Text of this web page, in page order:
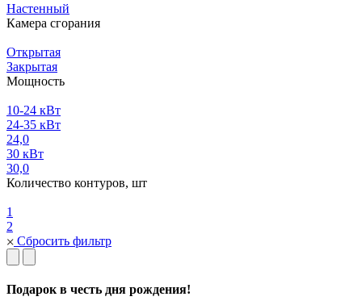
Настенный
Камера сгорания
Открытая
Закрытая
Мощность
10-24 кВт
24-35 кВт
24,0
30 кВт
30,0
Количество контуров, шт
1
2
Сбросить фильтр
Подарок в честь дня рождения!